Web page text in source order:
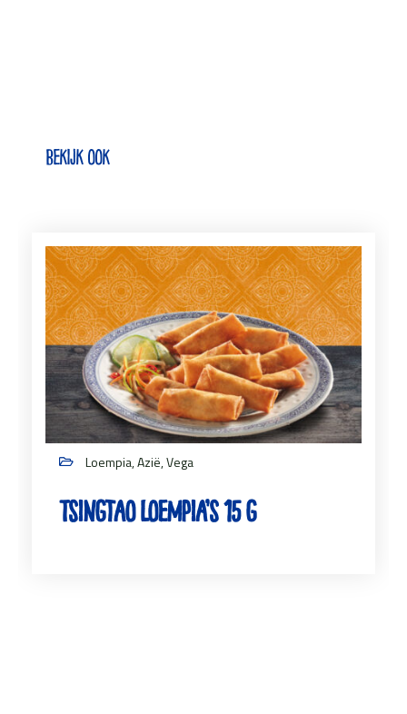
Bekijk ook
Loempia, Azië, Vega
Tsingtao Loempia’s 15 g